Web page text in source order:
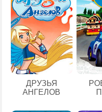
ДРУЗЬЯ
АНГЕЛОВ